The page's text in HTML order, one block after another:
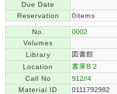
Due Date
Reservation
0items
No.
0002
Volumes
Library
図書館
Location
書庫B２
Call No
912//4
Material ID
0111792982